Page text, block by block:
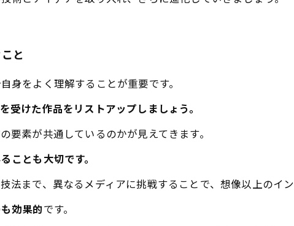
と
身をよく理解することが重要です。
受けた作品をリストアップしましょう。
要素が共通しているのかが見えてきます。
ことも大切です。
法まで、異なるメディアに挑戦することで、想像以上のイ
効果的です。